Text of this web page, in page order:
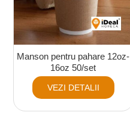
Manson pentru pahare 12oz-
16oz 50/set
VEZI DETALII